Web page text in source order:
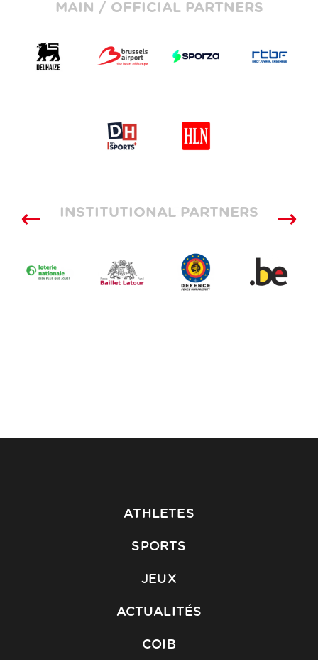
MAIN / OFFICIAL PARTNERS
INSTITUTIONAL PARTNERS
ATHLETES
SPORTS
JEUX
ACTUALITÉS
COIB